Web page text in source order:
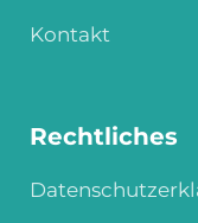
Kontakt
Rechtliches